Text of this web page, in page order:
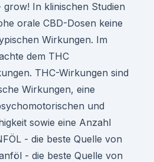
In klinischen Studien
orale CBD-Dosen keine
Wirkungen. Im
dem THC
THC-Wirkungen sind
Wirkungen, eine
und
sowie eine Anzahl
- die beste Quelle von
- die beste Quelle von